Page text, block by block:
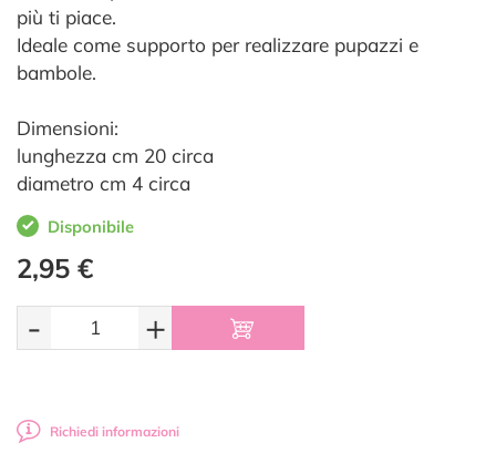
più ti piace.
Ideale come supporto per realizzare pupazzi e
bambole.
Dimensioni:
lunghezza cm 20 circa
diametro cm 4 circa
Disponibile
2,95 €
- +
Richiedi informazioni